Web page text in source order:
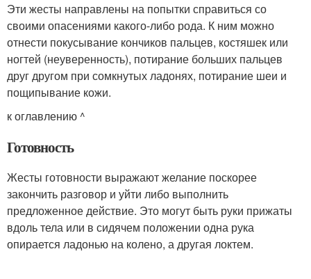
Эти жесты направлены на попытки справиться со
своими опасениями какого-либо рода. К ним можно
отнести покусывание кончиков пальцев, костяшек или
ногтей (неуверенность), потирание больших пальцев
друг другом при сомкнутых ладонях, потирание шеи и
пощипывание кожи.
к оглавлению ^
Готовность
Жесты готовности выражают желание поскорее
закончить разговор и уйти либо выполнить
предложенное действие. Это могут быть руки прижаты
вдоль тела или в сидячем положении одна рука
опирается ладонью на колено, а другая локтем.